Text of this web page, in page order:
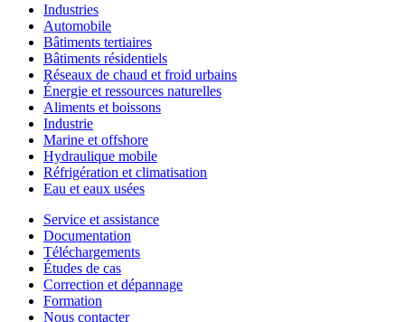
Industries
Automobile
Bâtiments tertiaires
Bâtiments résidentiels
Réseaux de chaud et froid urbains
Énergie et ressources naturelles
Aliments et boissons
Industrie
Marine et offshore
Hydraulique mobile
Réfrigération et climatisation
Eau et eaux usées
Service et assistance
Documentation
Téléchargements
Études de cas
Correction et dépannage
Formation
Nous contacter